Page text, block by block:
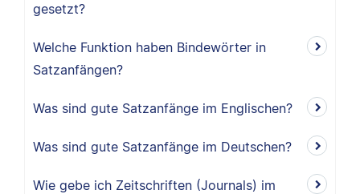
gesetzt?
Welche Funktion haben Bindewörter in
Satzanfängen?
Was sind gute Satzanfänge im Englischen?
Was sind gute Satzanfänge im Deutschen?
Wie gebe ich Zeitschriften (Journals) im